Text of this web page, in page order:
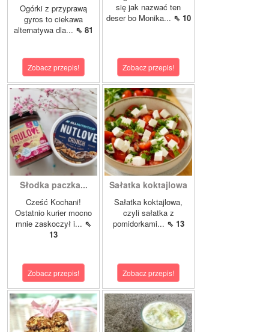
Ogórki z przyprawą
gyros to ciekawa
alternatywa dla... ⇖ 81
Zobacz przepis!
się jak nazwać ten
deser bo Monika... ⇖ 10
Zobacz przepis!
Słodka paczka...
Cześć Kochani!
Ostatnio kurier mocno
mnie zaskoczył i... ⇖
13
Zobacz przepis!
Sałatka koktajlowa
Sałatka koktajlowa,
czyli sałatka z
pomidorkami... ⇖ 13
Zobacz przepis!